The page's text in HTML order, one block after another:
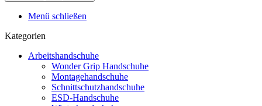
Menü schließen
Kategorien
Arbeitshandschuhe
Wonder Grip Handschuhe
Montagehandschuhe
Schnittschutzhandschuhe
ESD-Handschuhe